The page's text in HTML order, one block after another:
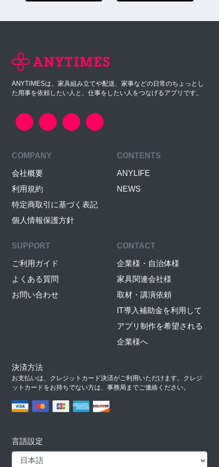
ANYTIMESは、家具組み立てや配送、家事などの日常のちょっとし
た用事を依頼したい人と、仕事をしたい人をつなげるアプリです。
COMPANY
会社概要
利用規約
特定商取引に基づく表記
個人情報保護方針
CONTENTS
ANYLIFE
NEWS
SUPPORT
ご利用ガイド
よくある質問
お問い合わせ
CONTACT
企業様・自治体様
家具関連会社様
取材・講演依頼
IT導入補助金を利用して
アプリ制作を希望される
企業様へ
決済方法
お支払いは、クレジットカード決済がご利用いただけます。クレジ
ットカードをお持ちでない方は、事務局までご連絡ください。
言語設定